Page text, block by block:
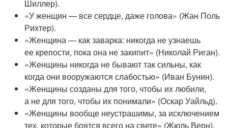
Шиллер).
«У женщин — все сердце, даже голова» (Жан Поль
Рихтер).
«Женщина — как заварка: никогда не узнаешь
ее крепости, пока она не закипит» (Николай Риган).
«Женщины никогда не бывают так сильны, как
когда они вооружаются слабостью» (Иван Бунин).
«Женщины созданы для того, чтобы их любили,
а не для того, чтобы их понимали» (Оскар Уайльд).
«Женщины вообще неустрашимы, за исключением
тех, которые боятся всего на свете» (Жюль Верн).